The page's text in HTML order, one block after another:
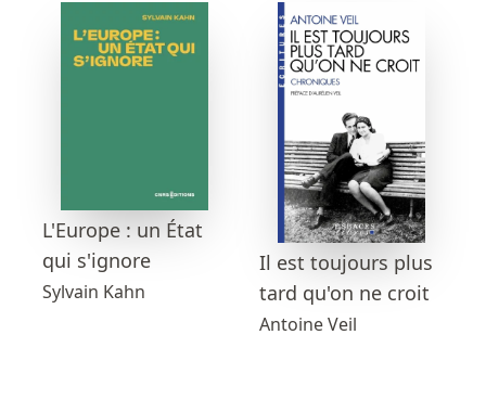
L'Europe : un État
qui s'ignore
Sylvain Kahn
Il est toujours plus
tard qu'on ne croit
Antoine Veil